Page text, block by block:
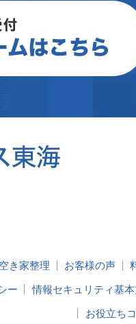
き家整理 お客様の声
ー 情報セキュリティ基
お役立ち